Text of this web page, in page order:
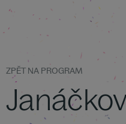
ZPĚT NA PROGRAM